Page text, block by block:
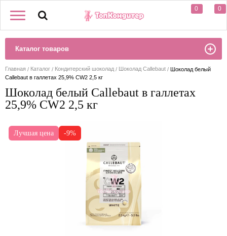
0 0
Каталог товаров
Главная Каталог Кондитерский шоколад Шоколад Callebaut
Шоколад белый
Callebaut в галлетах 25,9% CW2 2,5 кг
Шоколад белый Callebaut в галлетах
25,9% CW2 2,5 кг
Лучшая цена -9%